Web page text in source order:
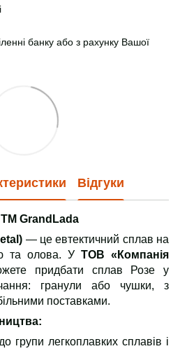
банку або з рахунку Вашої
Відгуки
GrandLada
— це евтектичний сплав на
та олова. У ТОВ «Компанія
придбати сплав Розе у
гранули або чушки, з
поставками.
групи легкоплавких сплавів і